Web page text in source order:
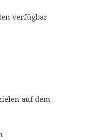
verfügbar
auf dem